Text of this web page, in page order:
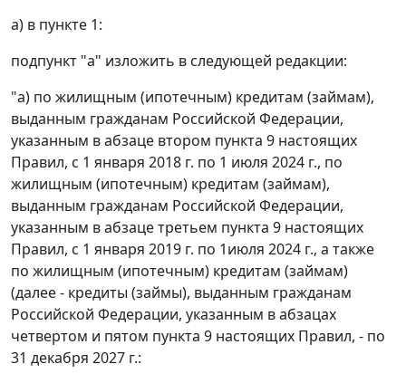
а) в пункте 1:
подпункт "а" изложить в следующей редакции:
"а) по жилищным (ипотечным) кредитам (займам),
выданным гражданам Российской Федерации,
указанным в абзаце втором пункта 9 настоящих
Правил, с 1 января 2018 г. по 1 июля 2024 г., по
жилищным (ипотечным) кредитам (займам),
выданным гражданам Российской Федерации,
указанным в абзаце третьем пункта 9 настоящих
Правил, с 1 января 2019 г. по 1июля 2024 г., а также
по жилищным (ипотечным) кредитам (займам)
(далее - кредиты (займы), выданным гражданам
Российской Федерации, указанным в абзацах
четвертом и пятом пункта 9 настоящих Правил, - по
31 декабря 2027 г.: